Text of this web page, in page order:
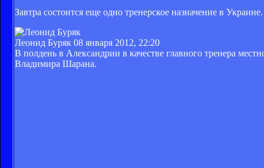
Завтра состоится еще одно тренерское назначение в Украине.
Леонид Буряк 08 января 2012, 22:20
В полдень в Александрии в качестве главного тренера
Владимира Шарана.